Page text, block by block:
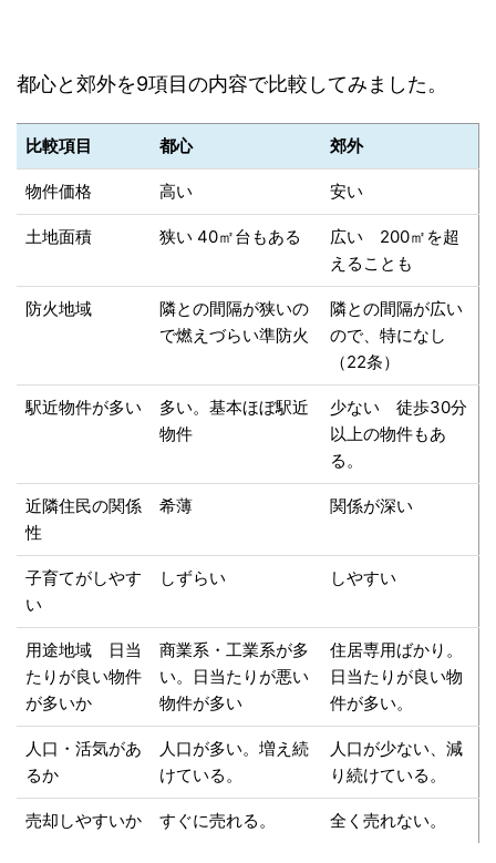
都心と郊外を9項目の内容で比較してみました。
比較項目 都心 郊外
物件価格 高い 安い
土地面積 狭い 40㎡台もある
広い 200㎡を超
えることも
防火地域
隣との間隔が狭いの
で燃えづらい準防火
隣との間隔が広い
ので、特になし
（22条）
駅近物件が多い
多い。基本ほぼ駅近
物件
少ない 徒歩30分
以上の物件もあ
る。
近隣住民の関係
性
希薄 関係が深い
子育てがしやす
い
しずらい しやすい
用途地域 日当
たりが良い物件
が多いか
商業系・工業系が多
い。日当たりが悪い
物件が多い
住居専用ばかり。
日当たりが良い物
件が多い。
人口・活気があ
るか
人口が多い。増え続
けている。
人口が少ない、減
り続けている。
売却しやすいか すぐに売れる。 全く売れない。